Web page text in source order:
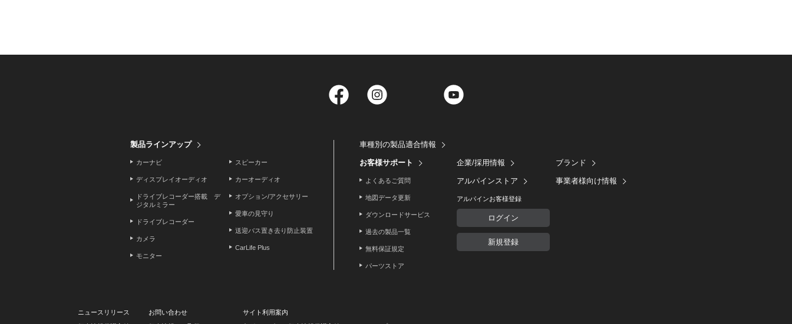
Facebook Twitter
製品ラインアップ
カーナビ
ディスプレイオーディオ
ドライブレコーダー搭載 デ
ジタルミラー
ドライブレコーダー
カメラ
モニター
スピーカー
カーオーディオ
オプション/アクセサリー
愛車の見守り
送迎バス置き去り防止装置
CarLife Plus
車種別の製品適合情報
お客様サポート
よくあるご質問
地図データ更新
ダウンロードサービス
過去の製品一覧
無料保証規定
パーツストア
企業/採用情報
アルパインストア
アルパインお客様登録
ログイン
新規登録
ブランド
事業者様向け情報
ニュースリリース お問い合わせ
サイト利用案内